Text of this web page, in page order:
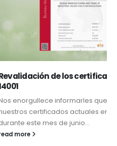
certificados ISO 9001 y
que hemos revalidado
en ISO 9001 e ISO 14001